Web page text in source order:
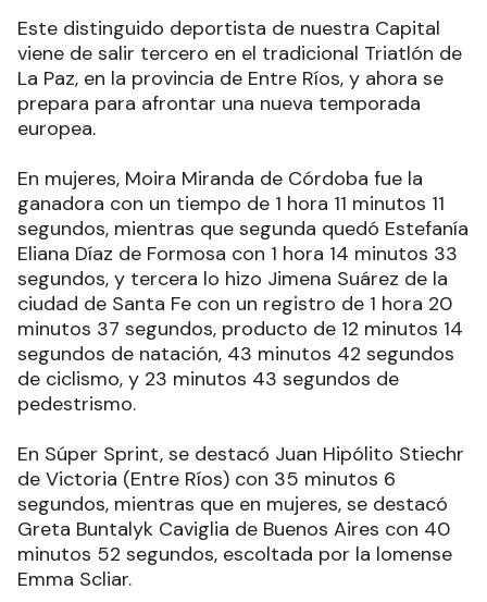
Este distinguido deportista de nuestra Capital
viene de salir tercero en el tradicional Triatlón de
La Paz, en la provincia de Entre Ríos, y ahora se
prepara para afrontar una nueva temporada
europea.
En mujeres, Moira Miranda de Córdoba fue la
ganadora con un tiempo de 1 hora 11 minutos 11
segundos, mientras que segunda quedó Estefanía
Eliana Díaz de Formosa con 1 hora 14 minutos 33
segundos, y tercera lo hizo Jimena Suárez de la
ciudad de Santa Fe con un registro de 1 hora 20
minutos 37 segundos, producto de 12 minutos 14
segundos de natación, 43 minutos 42 segundos
de ciclismo, y 23 minutos 43 segundos de
pedestrismo.
En Súper Sprint, se destacó Juan Hipólito Stiechr
de Victoria (Entre Ríos) con 35 minutos 6
segundos, mientras que en mujeres, se destacó
Greta Buntalyk Caviglia de Buenos Aires con 40
minutos 52 segundos, escoltada por la lomense
Emma Scliar.